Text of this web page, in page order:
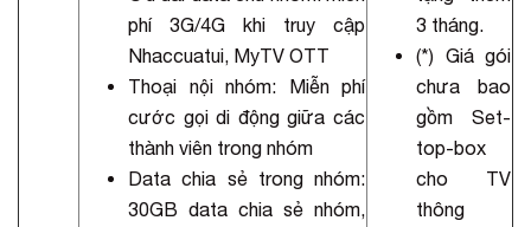
phí 3G/4G khi truy cập
Nhaccuatui, MyTV OTT
Thoại nội nhóm: Miễn phí
cước gọi di động giữa các
thành viên trong nhóm
Data chia sẻ trong nhóm:
30GB data chia sẻ nhóm,
3 tháng.
(*) Giá gói
chưa bao
gồm Set-
top-box
cho TV
thông